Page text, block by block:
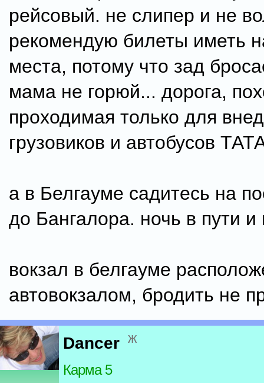
рейсовый. не слипер и не
рекомендую билеты иметь
места, потому что зад
мама не горюй... дорога,
проходимая только для
грузовиков и автобусов
а в Белгауме садитесь на
до Бангалора. ночь в пути
вокзал в белгауме
автовокзалом, бродить не
Dancer ж
Карма 5